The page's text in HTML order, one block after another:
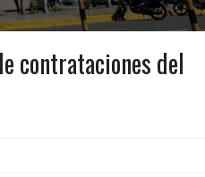
contrataciones del